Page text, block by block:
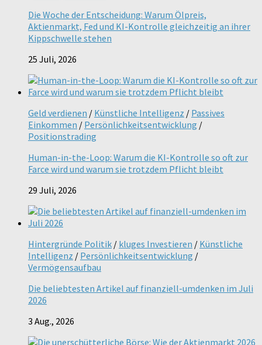
Die Woche der Entscheidung: Warum Ölpreis,
Aktienmarkt, Fed und KI-Kontrolle gleichzeitig an ihrer
Kippschwelle stehen
25 Juli, 2026
Geld verdienen / Künstliche Intelligenz / Passives
Einkommen / Persönlichkeitsentwicklung /
Positionstrading
Human-in-the-Loop: Warum die KI-Kontrolle so oft zur
Farce wird und warum sie trotzdem Pflicht bleibt
29 Juli, 2026
Hintergründe Politik / kluges Investieren / Künstliche
Intelligenz / Persönlichkeitsentwicklung /
Vermögensaufbau
Die beliebtesten Artikel auf finanziell-umdenken im Juli
2026
3 Aug., 2026